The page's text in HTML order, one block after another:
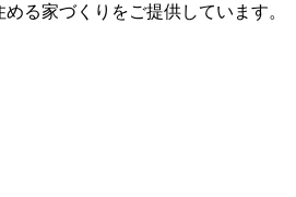
る家づくりをご提供しています。